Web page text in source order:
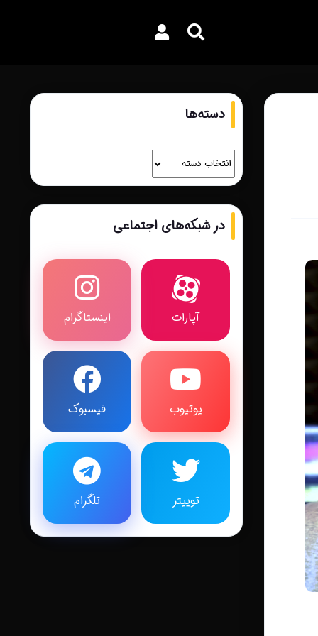
دسته‌ها
در شبکه‌های اجتماعی
آپارات اینستاگرام
یوتیوب فیسبوک
توییتر تلگرام